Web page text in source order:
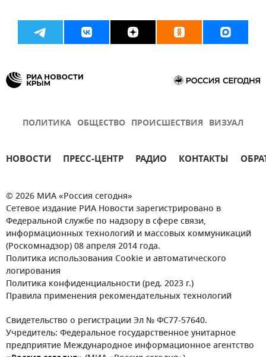
ПОЛИТИКА ОБЩЕСТВО ПРОИСШЕСТВИЯ ВИЗУАЛ
НОВОСТИ ПРЕСС-ЦЕНТР РАДИО КОНТАКТЫ
© 2026 МИА «Россия сегодня»
Сетевое издание РИА Новости зарегистрировано в
Федеральной службе по надзору в сфере связи,
информационных технологий и массовых коммуникаций
(Роскомнадзор) 08 апреля 2014 года.
Политика использования Cookie и автоматического
логирования
Политика конфиденциальности (ред. 2023 г.)
Правила применения рекомендательных технологий
Свидетельство о регистрации Эл № ФС77-57640.
Учредитель: Федеральное государственное унитарное
предприятие Международное информационное агентство